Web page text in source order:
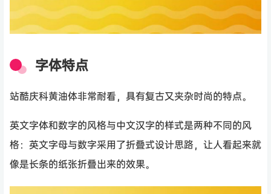
字体特点
站酷庆科黄油体非常耐看，具有复古又夹杂时尚的特点。
英文字体和数字的风格与中文汉字的样式是两种不同的风
格：英文字母与数字采用了折叠式设计思路，让人看起来就
像是长条的纸张折叠出来的效果。